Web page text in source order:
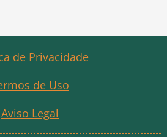
de Privacidade
de Uso
Aviso Legal